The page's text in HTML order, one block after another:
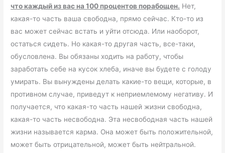
что каждый из вас на 100 процентов порабощен. Нет,
какая-то часть ваша свободна, прямо сейчас. Кто-то из
вас может сейчас встать и уйти отсюда. Или наоборот,
остаться сидеть. Но какая-то другая часть, все-таки,
обусловлена. Вы обязаны ходить на работу, чтобы
заработать себе на кусок хлеба, иначе вы будете с голоду
умирать. Вы вынуждены делать какие-то вещи, которые, в
противном случае, приведут к неприемлемому негативу. И
получается, что какая-то часть нашей жизни свободна,
какая-то часть несвободна. Эта несвободная часть нашей
жизни называется карма. Она может быть положительной,
может быть отрицательной, может быть нейтральной.